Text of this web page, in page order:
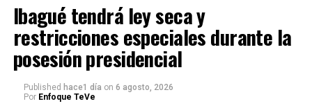
Ibagué tendrá ley seca y
restricciones especiales durante la
posesión presidencial
Published hace1 día on 6 agosto, 2026
Por Enfoque TeVe